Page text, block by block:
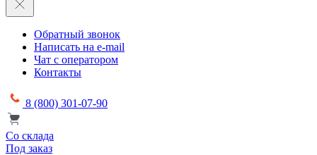
Обратный звонок
Написать на e-mail
Чат с оператором
Контакты
8 (800) 301-07-90
Со склада
Под заказ